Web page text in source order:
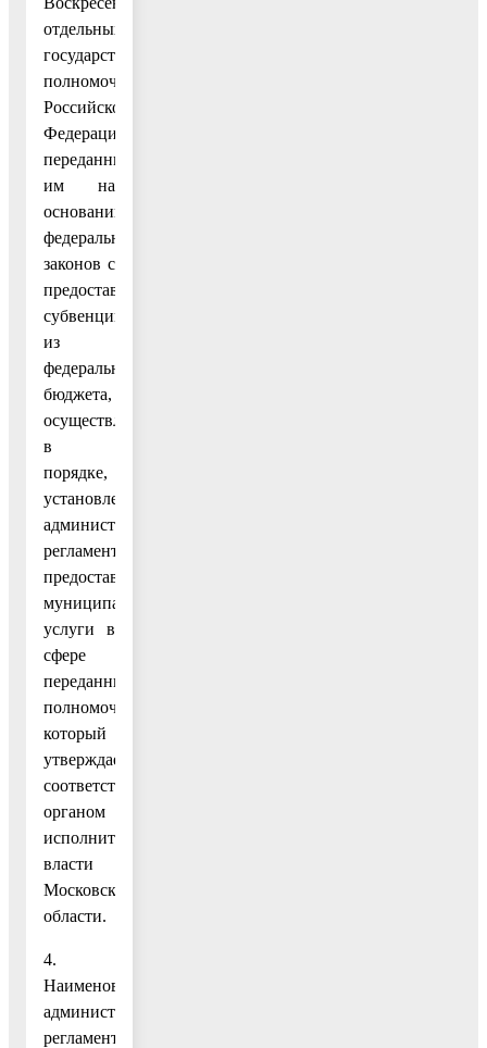
отдельных
государственных
полномочий
Российской
Федерации,
переданных
им на
основании
федеральных
законов с
предоставлением
субвенций
из
федерального
бюджета,
осуществляется
в
порядке,
установленном
административным
регламентом
предоставления
муниципальной
услуги в
сфере
переданных
полномочий,
который
утверждается
соответствующим
органом
исполнительной
власти
Московской
области.
4.
Наименование
административных
регламентов